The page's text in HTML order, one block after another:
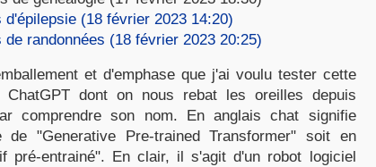
(18 février 2023 14:20)
randonnées (18 février 2023 20:25)
et d'emphase que j'ai voulu tester cette
ChatGPT dont on nous rebat les oreilles depuis
comprendre son nom. En anglais chat signifie
"Generative Pre-trained Transformer" soit en
pré-entrainé". En clair, il s'agit d'un robot logiciel